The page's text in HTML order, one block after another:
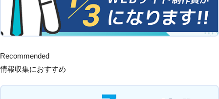
Recommended
情報収集におすすめ